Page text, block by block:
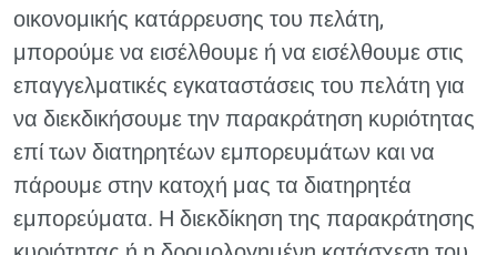
οικονομικής κατάρρευσης του πελάτη,
μπορούμε να εισέλθουμε ή να εισέλθουμε στις
επαγγελματικές εγκαταστάσεις του πελάτη για
να διεκδικήσουμε την παρακράτηση κυριότητας
επί των διατηρητέων εμπορευμάτων και να
πάρουμε στην κατοχή μας τα διατηρητέα
εμπορεύματα. Η διεκδίκηση της παρακράτησης